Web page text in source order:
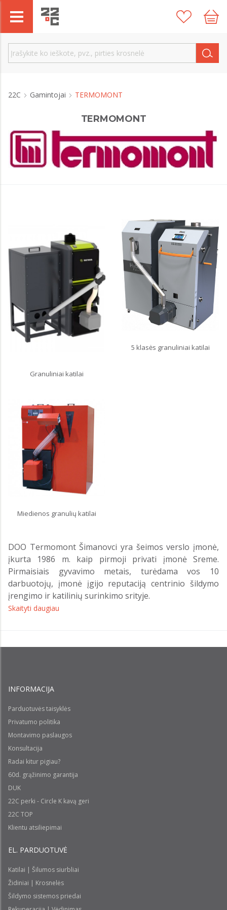
22C Gamintojai TERMOMONT
TERMOMONT
Granuliniai katilai
5 klasės granuliniai katilai
Miedienos granulių katilai
DOO Termomont Šimanovci yra šeimos verslo įmonė,
įkurta 1986 m. kaip pirmoji privati ​​įmonė Sreme.
Pirmaisiais gyvavimo metais, turėdama vos 10
darbuotojų, įmonė įgijo reputaciją centrinio šildymo
įrengimo ir katilinių surinkimo srityje.
Skaityti daugiau
INFORMACIJA
Parduotuvės taisyklės
Privatumo politika
Montavimo paslaugos
Konsultacija
Radai kitur pigiau?
60d. grąžinimo garantija
DUK
22C perki - Circle K kavą geri
22C TOP
Klientu atsiliepimai
EL. PARDUOTUVĖ
Katilai | Šilumos siurbliai
Židiniai | Krosnelės
Šildymo sistemos priedai